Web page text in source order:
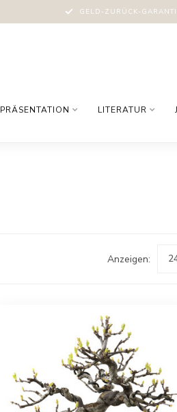
GELD-ZURÜCK-
PRÄSENTATION LITERATUR
Anzeigen: